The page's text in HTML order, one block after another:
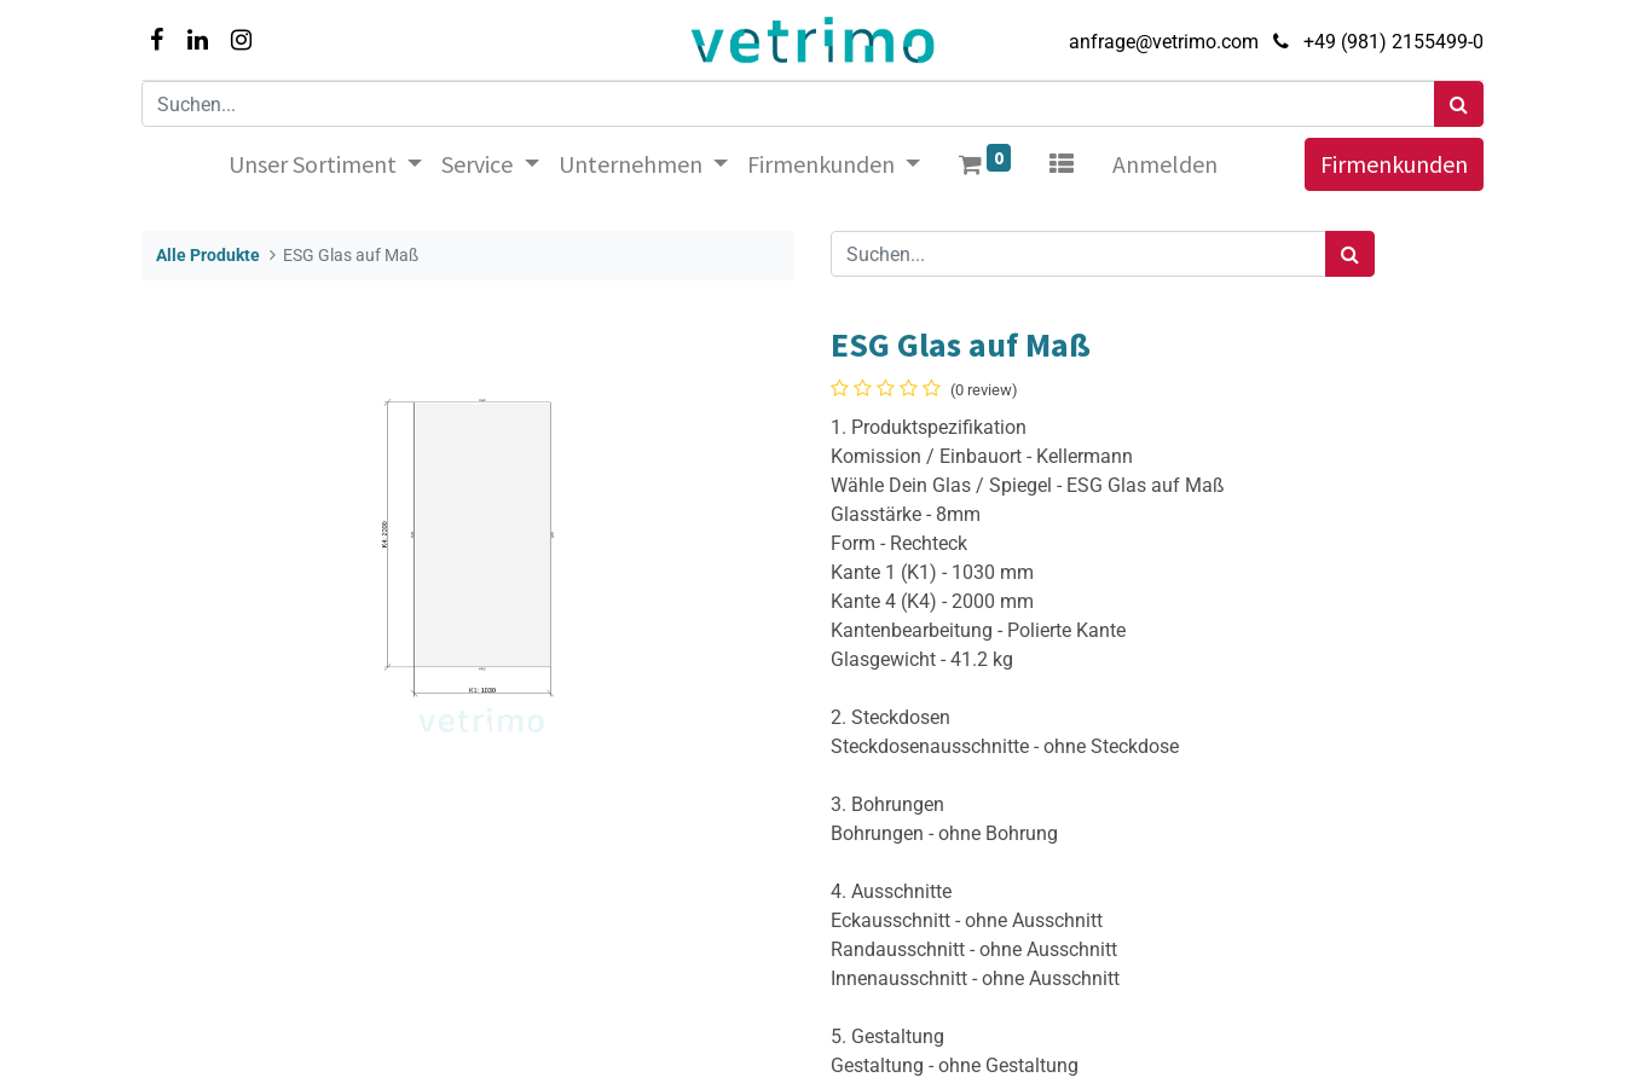
anfrage@vetrimo.com +49 (981) 2155499-0
Unser Sortiment Service Unternehmen Firmenkunden 0 Anmelden Firmenkunden
Alle Produkte ESG Glas auf Maß
ESG Glas auf Maß
(0 review)
1. Produktspezifikation
Komission / Einbauort - Kellermann
Wähle Dein Glas / Spiegel - ESG Glas auf Maß
Glasstärke - 8mm
Form - Rechteck
Kante 1 (K1) - 1030 mm
Kante 4 (K4) - 2000 mm
Kantenbearbeitung - Polierte Kante
Glasgewicht - 41.2 kg
2. Steckdosen
Steckdosenausschnitte - ohne Steckdose
3. Bohrungen
Bohrungen - ohne Bohrung
4. Ausschnitte
Eckausschnitt - ohne Ausschnitt
Randausschnitt - ohne Ausschnitt
Innenausschnitt - ohne Ausschnitt
5. Gestaltung
Gestaltung - ohne Gestaltung